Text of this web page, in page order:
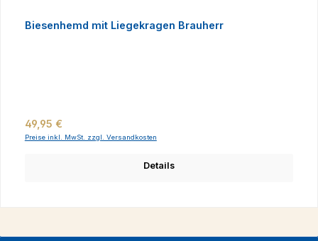
Biesenhemd mit Liegekragen Brauherr
Regulärer Preis:
49,95 €
Preise inkl. MwSt. zzgl. Versandkosten
Details